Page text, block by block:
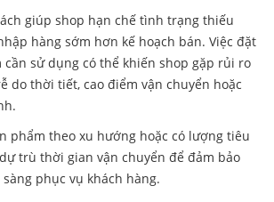
giúp shop hạn chế tình trạng thiếu
hàng sớm hơn kế hoạch bán. Việc đặt
sử dụng có thể khiến shop gặp rủi ro
do thời tiết, cao điểm vận chuyển hoặc
phẩm theo xu hướng hoặc có lượng tiêu
trù thời gian vận chuyển để đảm bảo
phục vụ khách hàng.